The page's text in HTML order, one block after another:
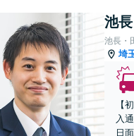
池
池長・
埼
【
入
日